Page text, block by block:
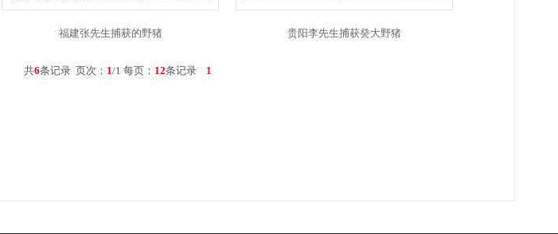
福建张先生捕获的野猪 贵阳李先生捕获癸大野猪
共6条记录 页次： 1/1 每页： 12条记录 1